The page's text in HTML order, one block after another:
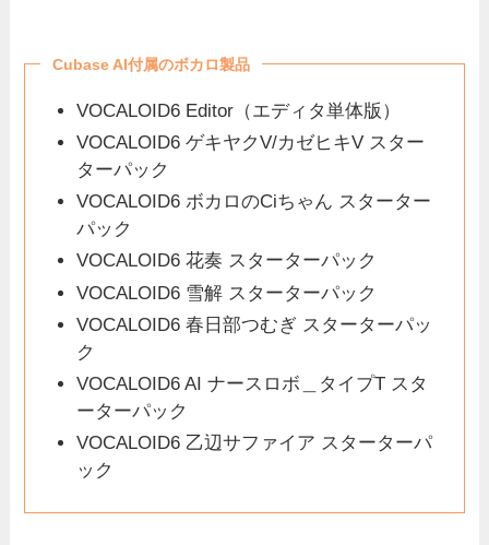
Cubase AI付属のボカロ製品
VOCALOID6 Editor（エディタ単体版）
VOCALOID6 ゲキヤクV/カゼヒキV スター
ターパック
VOCALOID6 ボカロのCiちゃん スターター
パック
VOCALOID6 花奏 スターターパック
VOCALOID6 雪解 スターターパック
VOCALOID6 春日部つむぎ スターターパッ
ク
VOCALOID6 AI ナースロボ＿タイプT スタ
ーターパック
VOCALOID6 乙辺サファイア スターターパ
ック